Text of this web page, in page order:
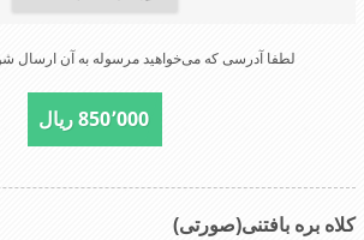
لطفا آدرسی که می‌خواهید مرسوله به آن ارسال
850٬000 ریال
کلاه بره بافتنی(صورتی)